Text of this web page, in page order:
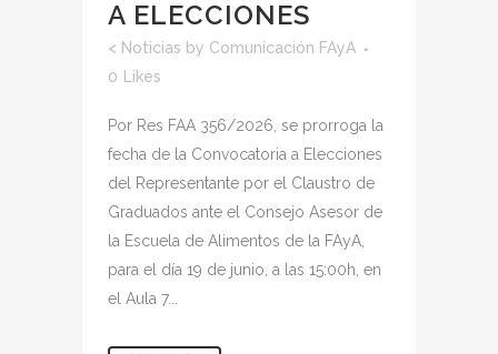
A ELECCIONES
< Noticias by Comunicación FAyA
0
Likes
Por Res FAA 356/2026, se prorroga la
fecha de la Convocatoria a Elecciones
del Representante por el Claustro de
Graduados ante el Consejo Asesor de
la Escuela de Alimentos de la FAyA,
para el día 19 de junio, a las 15:00h, en
el Aula 7...